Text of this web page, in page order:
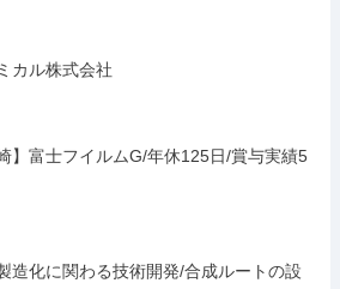
カル株式会社
】富士フイルムG/年休125日/賞与実績5
造化に関わる技術開発/合成ルートの設